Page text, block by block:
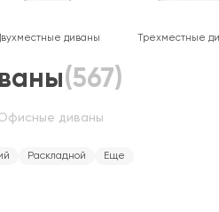
(567)
диваны
Раскладной Еще
диваны Трехместные